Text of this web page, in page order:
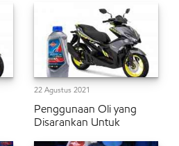
22 Agustus 2021
Penggunaan Oli yang
Disarankan Untuk